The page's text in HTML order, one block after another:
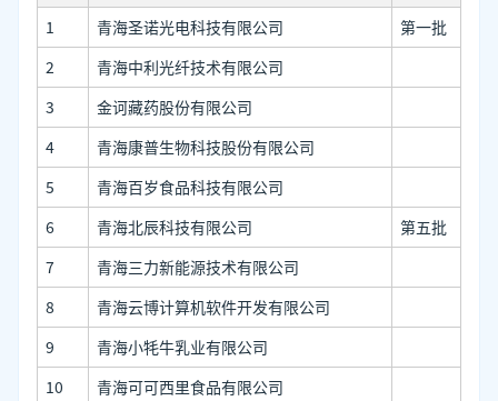
1
青海圣诺光电科技有限公司
第一批
2
青海中利光纤技术有限公司
3
金诃藏药股份有限公司
4
青海康普生物科技股份有限公司
5
青海百岁食品科技有限公司
6
青海北辰科技有限公司
第五批
7
青海三力新能源技术有限公司
8
青海云博计算机软件开发有限公司
9
青海小牦牛乳业有限公司
10
青海可可西里食品有限公司